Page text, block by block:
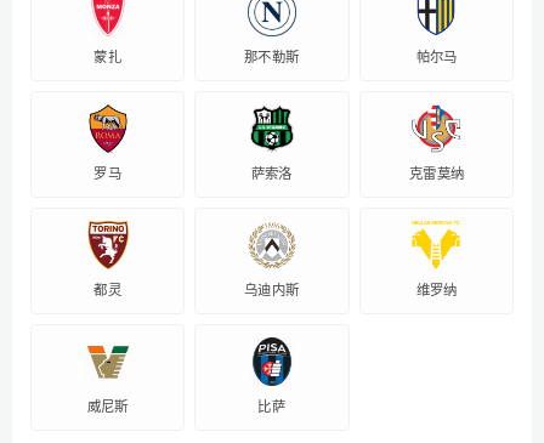
蒙扎 那不勒斯 帕尔马
罗马 萨索洛 克雷莫纳
都灵 乌迪内斯 维罗纳
威尼斯 比萨